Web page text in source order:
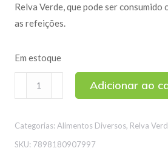
Relva Verde, que pode ser consumido
as refeições.
Em estoque
Seco
100g
Adicionar ao
Categorias: Alimentos Diversos, Relva
SKU: 7898180907997